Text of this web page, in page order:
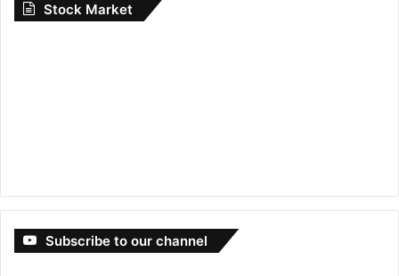
Stock Market
Subscribe to our channel